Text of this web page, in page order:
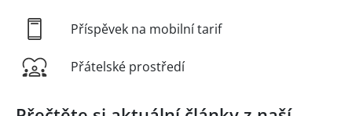
Příspěvek na mobilní tarif
Přátelské prostředí